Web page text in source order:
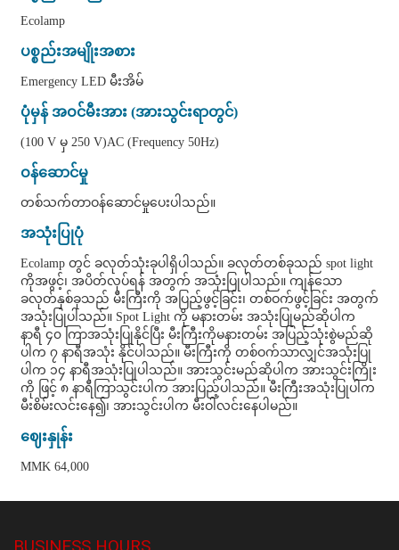
Ecolamp
ပစ္စည်းအမျိုးအစား
Emergency LED မီးအိမ်
ပုံမှန် အဝင်မီးအား (အားသွင်းရာတွင်)
(100 V မှ 250 V)AC (Frequency 50Hz)
ဝန်ဆောင်မှု
တစ်သက်တာဝန်ဆောင်မှုပေးပါသည်။
အသုံးပြုပုံ
Ecolamp တွင် ခလုတ်သုံးခုပါရှိပါသည်။ ခလုတ်တစ်ခုသည် spot light
ကိုအဖွင့်၊ အပိတ်လုပ်ရန် အတွက် အသုံးပြုပါသည်။ ကျန်သော
ခလုတ်နှစ်ခုသည် မီးကြီးကို အပြည့်ဖွင့်ခြင်း၊ တစ်ဝက်ဖွင့်ခြင်း အတွက်
အသုံးပြုပါသည်။ Spot Light ကို မနားတမ်း အသုံးပြုမည်ဆိုပါက
နာရီ ၄၀ ကြာအသုံးပြုနိုင်ပြီး မီးကြီးကိုမနားတမ်း အပြည့်သုံးစွဲမည်ဆို
ပါက ၇ နာရီအသုံး နိုင်ပါသည်။ မီးကြီးကို တစ်ဝက်သာလျှင်အသုံးပြု
ပါက ၁၄ နာရီအသုံးပြုပါသည်။ အားသွင်းမည်ဆိုပါက အားသွင်းကြိုး
ကို ဖြင့် ၈ နာရီကြာသွင်းပါက အားပြည့်ပါသည်။ မီးကြီးအသုံးပြုပါက
မီးစိမ်းလင်းနေ၍၊ အားသွင်းပါက မီးဝါလင်းနေပါမည်။
ဈေးနှုန်း
MMK 64,000